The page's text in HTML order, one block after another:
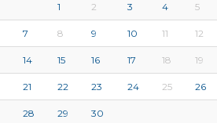
1 2 3 4 5
7 8 9 10 11 12
14 15 16 17 18 19
21 22 23 24 25 26
28 29 30